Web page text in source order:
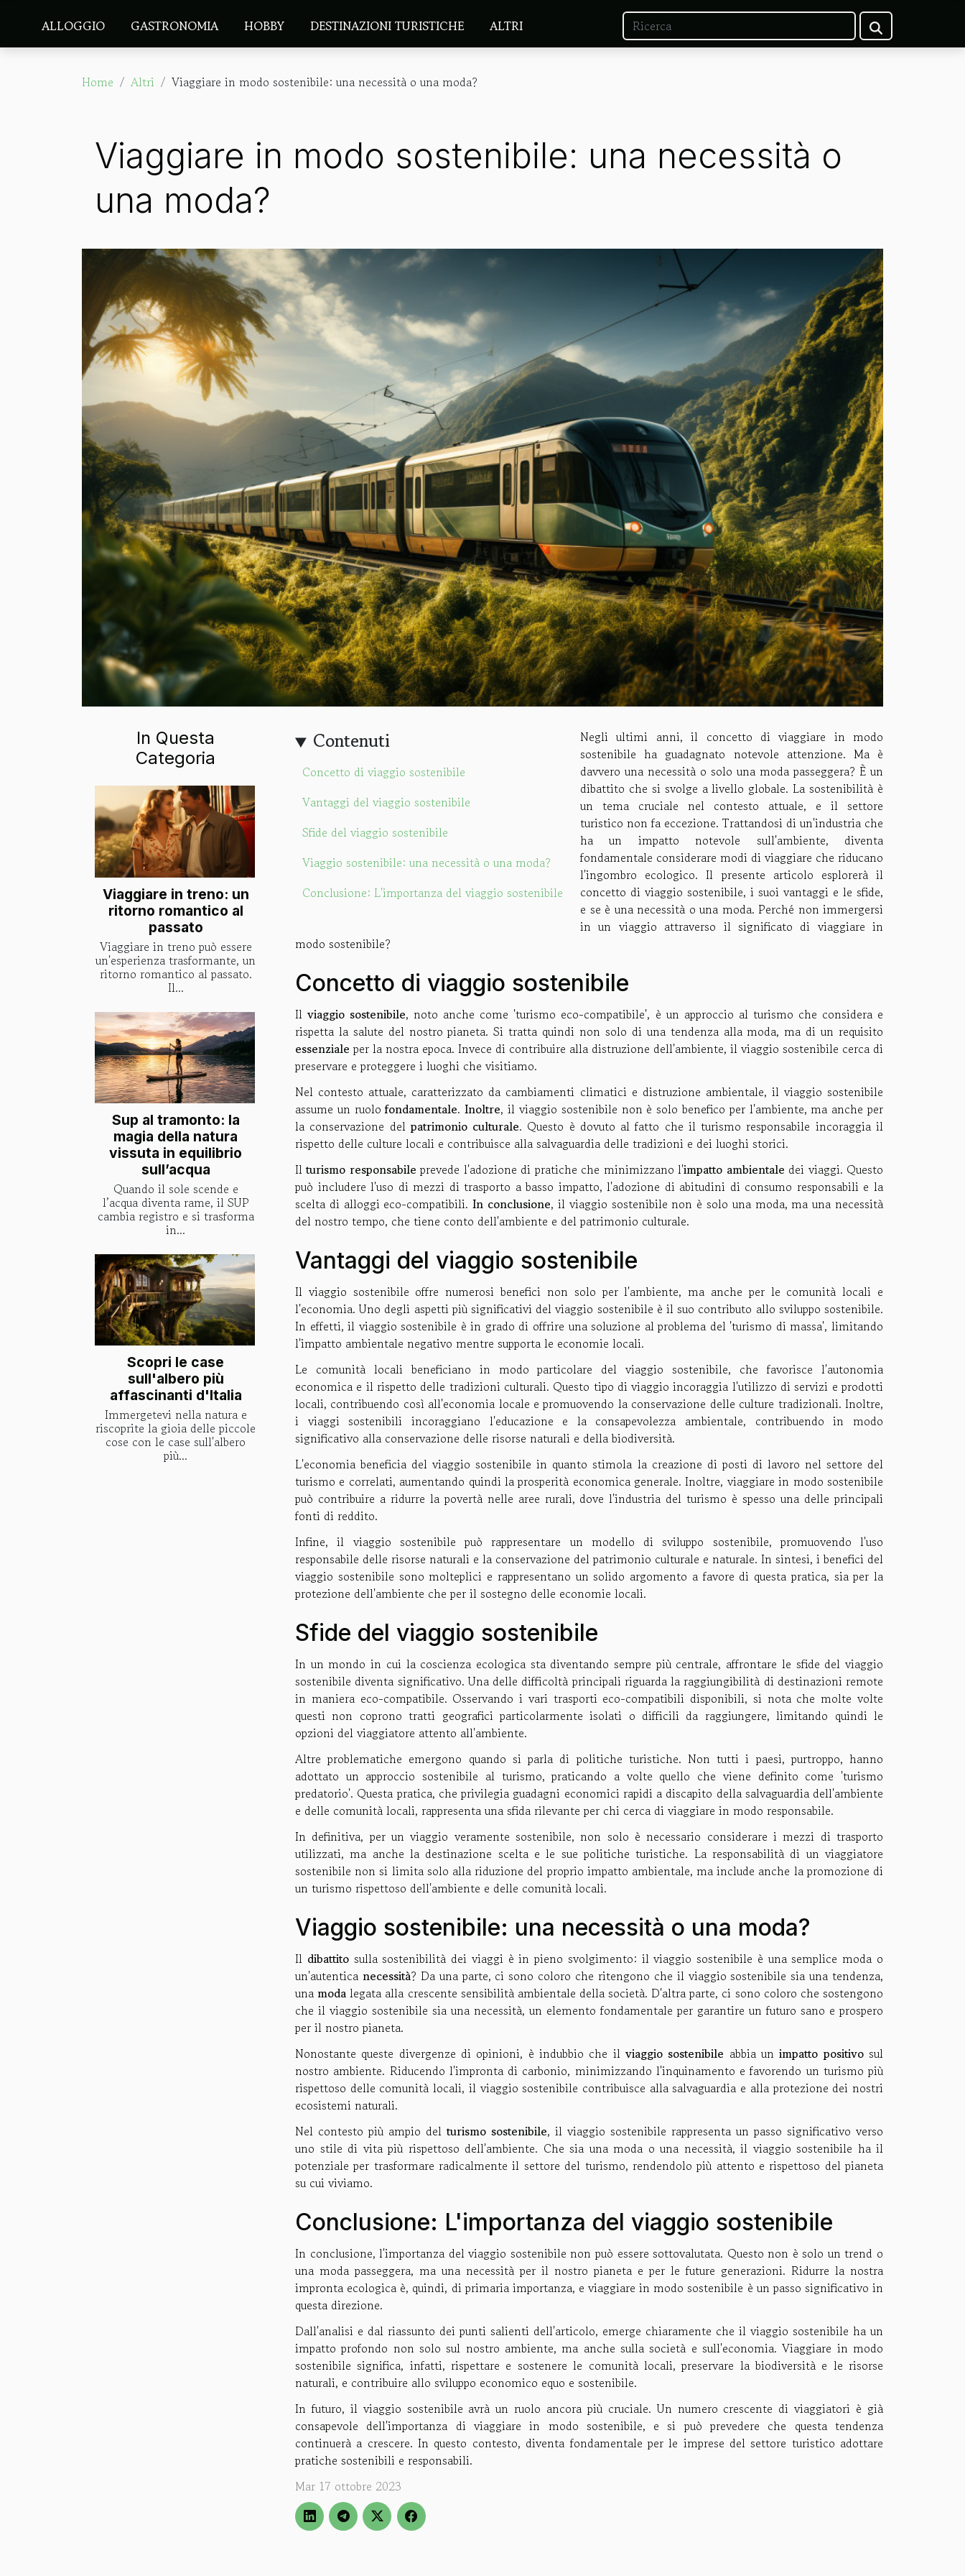
ALLOGGIO GASTRONOMIA HOBBY DESTINAZIONI TURISTICHE ALTRI
Home Altri Viaggiare in modo sostenibile: una necessità o una moda?
Viaggiare in modo sostenibile: una necessità o
una moda?
In Questa
Categoria
Viaggiare in treno: un
ritorno romantico al
passato
Viaggiare in treno può essere
un'esperienza trasformante, un
ritorno romantico al passato.
Il...
Sup al tramonto: la
magia della natura
vissuta in equilibrio
sull’acqua
Quando il sole scende e
l’acqua diventa rame, il SUP
cambia registro e si trasforma
in...
Scopri le case
sull'albero più
affascinanti d'Italia
Immergetevi nella natura e
riscoprite la gioia delle piccole
cose con le case sull'albero
più...
Contenuti
Concetto di viaggio sostenibile
Vantaggi del viaggio sostenibile
Sfide del viaggio sostenibile
Viaggio sostenibile: una necessità o una moda?
Conclusione: L'importanza del viaggio sostenibile
Negli ultimi anni, il concetto di viaggiare in modo
sostenibile ha guadagnato notevole attenzione. Ma è
davvero una necessità o solo una moda passeggera? È un
dibattito che si svolge a livello globale. La sostenibilità è
un tema cruciale nel contesto attuale, e il settore
turistico non fa eccezione. Trattandosi di un'industria che
ha un impatto notevole sull'ambiente, diventa
fondamentale considerare modi di viaggiare che riducano
l'ingombro ecologico. Il presente articolo esplorerà il
concetto di viaggio sostenibile, i suoi vantaggi e le sfide,
e se è una necessità o una moda. Perché non immergersi
in un viaggio attraverso il significato di viaggiare in
modo sostenibile?
Concetto di viaggio sostenibile
Ilviaggio sostenibile, noto anche come 'turismo eco-compatibile', è un approccio al turismo che considera e
rispetta la salute del nostro pianeta. Si tratta quindi non solo di una tendenza alla moda, ma di un requisito
essenziale per la nostra epoca. Invece di contribuire alla distruzione dell'ambiente, il viaggio sostenibile cerca di
preservare e proteggere i luoghi che visitiamo.
Nel contesto attuale, caratterizzato da cambiamenti climatici e distruzione ambientale, il viaggio sostenibile
assume un ruolofondamentale.Inoltre, il viaggio sostenibile non è solo benefico per l'ambiente, ma anche per
la conservazione del patrimonio culturale. Questo è dovuto al fatto che il turismo responsabile incoraggia il
rispetto delle culture locali e contribuisce alla salvaguardia delle tradizioni e dei luoghi storici.
Ilturismo responsabile prevede l'adozione di pratiche che minimizzano l'impatto ambientale dei viaggi. Questo
può includere l'uso di mezzi di trasporto a basso impatto, l'adozione di abitudini di consumo responsabili e la
scelta di alloggi eco-compatibili.In conclusione, il viaggio sostenibile non è solo una moda, ma una necessità
del nostro tempo, che tiene conto dell'ambiente e del patrimonio culturale.
Vantaggi del viaggio sostenibile
Il viaggio sostenibile offre numerosi benefici non solo per l'ambiente, ma anche per le comunità locali e
l'economia. Uno degli aspetti più significativi del viaggio sostenibile è il suo contributo allo sviluppo sostenibile.
In effetti, il viaggio sostenibile è in grado di offrire una soluzione al problema del 'turismo di massa', limitando
l'impatto ambientale negativo mentre supporta le economie locali.
Le comunità locali beneficiano in modo particolare del viaggio sostenibile, che favorisce l'autonomia
economica e il rispetto delle tradizioni culturali. Questo tipo di viaggio incoraggia l'utilizzo di servizi e prodotti
locali, contribuendo così all'economia locale e promuovendo la conservazione delle culture tradizionali. Inoltre,
i viaggi sostenibili incoraggiano l'educazione e la consapevolezza ambientale, contribuendo in modo
significativo alla conservazione delle risorse naturali e della biodiversità.
L'economia beneficia del viaggio sostenibile in quanto stimola la creazione di posti di lavoro nel settore del
turismo e correlati, aumentando quindi la prosperità economica generale. Inoltre, viaggiare in modo sostenibile
può contribuire a ridurre la povertà nelle aree rurali, dove l'industria del turismo è spesso una delle principali
fonti di reddito.
Infine, il viaggio sostenibile può rappresentare un modello di sviluppo sostenibile, promuovendo l'uso
responsabile delle risorse naturali e la conservazione del patrimonio culturale e naturale. In sintesi, i benefici del
viaggio sostenibile sono molteplici e rappresentano un solido argomento a favore di questa pratica, sia per la
protezione dell'ambiente che per il sostegno delle economie locali.
Sfide del viaggio sostenibile
In un mondo in cui la coscienza ecologica sta diventando sempre più centrale, affrontare le sfide del viaggio
sostenibile diventa significativo. Una delle difficoltà principali riguarda la raggiungibilità di destinazioni remote
in maniera eco-compatibile. Osservando i vari trasporti eco-compatibili disponibili, si nota che molte volte
questi non coprono tratti geografici particolarmente isolati o difficili da raggiungere, limitando quindi le
opzioni del viaggiatore attento all'ambiente.
Altre problematiche emergono quando si parla di politiche turistiche. Non tutti i paesi, purtroppo, hanno
adottato un approccio sostenibile al turismo, praticando a volte quello che viene definito come 'turismo
predatorio'. Questa pratica, che privilegia guadagni economici rapidi a discapito della salvaguardia dell'ambiente
e delle comunità locali, rappresenta una sfida rilevante per chi cerca di viaggiare in modo responsabile.
In definitiva, per un viaggio veramente sostenibile, non solo è necessario considerare i mezzi di trasporto
utilizzati, ma anche la destinazione scelta e le sue politiche turistiche. La responsabilità di un viaggiatore
sostenibile non si limita solo alla riduzione del proprio impatto ambientale, ma include anche la promozione di
un turismo rispettoso dell'ambiente e delle comunità locali.
Viaggio sostenibile: una necessità o una moda?
Il dibattitosulla sostenibilità dei viaggi è in pieno svolgimento: il viaggio sostenibile è una semplice moda o
un'autentica necessità? Da una parte, ci sono coloro che ritengono che il viaggio sostenibile sia una tendenza,
una moda legata alla crescente sensibilità ambientale della società. D'altra parte, ci sono coloro che sostengono
che il viaggio sostenibile sia una necessità, un elemento fondamentale per garantire un futuro sano e prospero
per il nostro pianeta.
Nonostante queste divergenze di opinioni, è indubbio che il viaggio sostenibile abbia unimpatto positivosul
nostro ambiente. Riducendo l'impronta di carbonio, minimizzando l'inquinamento e favorendo un turismo più
rispettoso delle comunità locali, il viaggio sostenibile contribuisce alla salvaguardia e alla protezione dei nostri
ecosistemi naturali.
Nel contesto più ampio delturismo sostenibile, il viaggio sostenibile rappresenta un passo significativo verso
uno stile di vita più rispettoso dell'ambiente. Che sia una moda o una necessità, il viaggio sostenibile ha il
potenziale per trasformare radicalmente il settore del turismo, rendendolo più attento e rispettoso del pianeta
su cui viviamo.
Conclusione: L'importanza del viaggio sostenibile
In conclusione, l'importanza del viaggio sostenibile non può essere sottovalutata. Questo non è solo un trend o
una moda passeggera, ma una necessità per il nostro pianeta e per le future generazioni. Ridurre la nostra
impronta ecologica è, quindi, di primaria importanza, e viaggiare in modo sostenibile è un passo significativo in
questa direzione.
Dall'analisi e dal riassunto dei punti salienti dell'articolo, emerge chiaramente che il viaggio sostenibile ha un
impatto profondo non solo sul nostro ambiente, ma anche sulla società e sull'economia. Viaggiare in modo
sostenibile significa, infatti, rispettare e sostenere le comunità locali, preservare la biodiversità e le risorse
naturali, e contribuire allo sviluppo economico equo e sostenibile.
In futuro, il viaggio sostenibile avrà un ruolo ancora più cruciale. Un numero crescente di viaggiatori è già
consapevole dell'importanza di viaggiare in modo sostenibile, e si può prevedere che questa tendenza
continuerà a crescere. In questo contesto, diventa fondamentale per le imprese del settore turistico adottare
pratiche sostenibili e responsabili.
Mar 17 ottobre 2023